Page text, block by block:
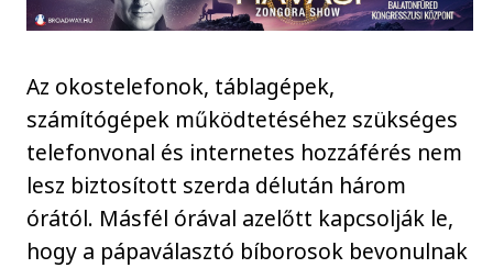
Az okostelefonok, táblagépek,
számítógépek működtetéséhez szükséges
telefonvonal és internetes hozzáférés nem
lesz biztosított szerda délután három
órától. Másfél órával azelőtt kapcsolják le,
hogy a pápaválasztó bíborosok bevonulnak